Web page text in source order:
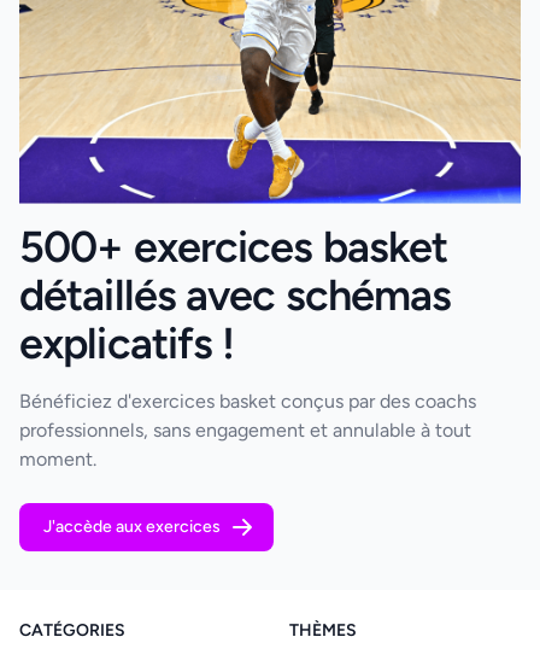
500+ exercices basket
détaillés avec schémas
explicatifs !
Bénéficiez d'exercices basket conçus par des coachs
professionnels, sans engagement et annulable à tout
moment.
J'accède aux exercices
CATÉGORIES THÈMES